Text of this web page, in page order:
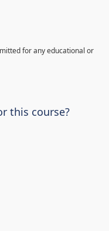
for any educational or
this course?